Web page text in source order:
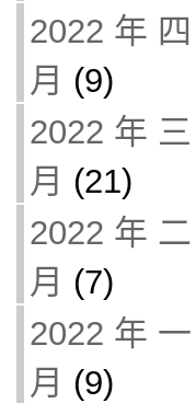
2022 年 四
月 (9)
2022 年 三
月 (21)
2022 年 二
月 (7)
2022 年 一
月 (9)